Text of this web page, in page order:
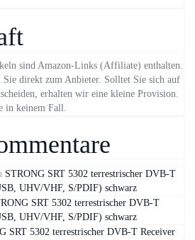
sind Amazon-Links (Affiliate) enthalten.
direkt zum Anbieter. Solltet Sie sich auf
erhalten wir eine kleine Provision.
in keinem Fall.
STRONG SRT 5302 terrestrischer DVB-T
UHV/VHF, S/PDIF) schwarz
SRT 5302 terrestrischer DVB-T
UHV/VHF, S/PDIF) schwarz
SRT 5302 terrestrischer DVB-T Receiver